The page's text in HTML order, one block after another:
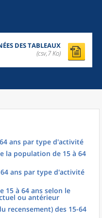
DES TABLEAUX
(csv,7 Ko)
ans par type d'activité
la population de 15 à 64
ans par type d'activité
15 à 64 ans selon le
ou antérieur
recensement) des 15-64